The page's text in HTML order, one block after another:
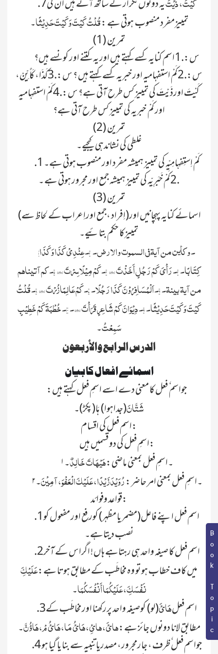
Book Topic
.7یہ دونوں تکرار کے ساتھ آتے ہیں ان کی
تمییزمفرد منصوب ہوتی ہے :قُلْتُ کَیْتَ وَکَیْتَ حَدِیْثًا۔
تمرین (1)
س:.1اسم کنایہ کسے کہتے ہیں اور یہ کتنے اور کونسے ہیں؟
س:.2کَمْ استفہامیہ اور خبریہ کسے کہتے ہیں ؟ س:.3کَذَا، کَأَیِّنْ،
کَیْتَ اورذَیْتَ کی تمییز کس طرح آتی ہے؟ س:.4کَمْ استفہامیہ
اور کَمْ خبریہ کی تمییز کس طرح آتی ہے؟
تمرین (2)
غلطی کی نشاندہی کیجیے۔
.1کَمْ اِستِفہامِیّہ کی تمییز ہمیشہ مفرد اور منصوب ہوتی ہے۔
.2کَمْ خَبَرِیّہ کی تمییز ہمیشہ جمع اور مجرور ہوتی ہے ۔
تمرین (3)
اسمائے کنایہ پہچانیں اور(اِفراد ،جمع اوراِعراب کے لحاظ سے)
تمییزکا حکم بتائیے۔
۱۔وکأین من آیۃ في السموت والارض۔ ۲۔عِنْدِيْ کَذَا وَکَذَا
کِتَابًا۔ ۳۔رَأْيَ کَمْ رَجُلٍ أَخَذْتَ؟ ۴۔کَمْ مِیْلًا سِرْتَ؟ ۵۔کم آتیناہم
من آیۃ بینۃ۔ ۶۔اَلْمُسَافِرُوْنَ کَذَا رَجُلًا۔ ۷۔کَمْ عَالِمًا زُرْتَ؟ ۸۔قُلْتُ
کَیْتَ وَکَیْتَ حَدِیْثًا۔ ۹۔دِیْوَانَ کَمْ شَاعِرٍ قَرَأْتَ؟۔ ۱۰۔خُطْبَۃَ کَمْ خَطِیْبٍ
سَمِعْتُ۔
الدرس الرابع والأربعون
اسمائے افعال کا بیان
جواسم ٗ فعل کا معنی دے اسے اسمِ فعل کہتے ہیں:
شَتَّانَ(جداہوا) ہَا(پکڑ)۔
اسم فعل کی اقسام:
اسمِ فعل کی دو قسمیں ہیں:
۱۔اسمِ فعل بمعنی ماضی:ہَیْہَاتَ خَالِدٌ۔
۲۔اسمِ فعل بمعنی امر حاضر:رُوَیْدَ زَیْدًا، عَلَیْکَ الْعَفْوَ، آمِیْنَ۔
قواعد وفوائد:
.1اسم فعل اپنے فاعل(مضمر یا مظہر) کورفع اور مفعول کو
نصب دیتاہے۔
.2اسم فعل کا صیغہ واحد ہی رہتاہے ہاں! اگراس کے آخر
میں کاف خطاب ہو تو وہ مخاطَب کے مطابق ہوتا ہے:عَلَیْکَِ
نَفْسَکَِ، عَلَیْکُمَا أَنْفُسَکُمَا۔
.3اسم فعلہَائَ(لو) کوصیغہ واحد پررکھنا اور مخاطَب کے
مطابق لانا دونوں جائز ہے:ہائَ، ہائِ، ہَائُ مَا، ہَائُ مْ، ہَاؤُنَّ۔
.4 جواسم فعل ٗظرف ، جارمجرور، مصدریاتنبیہ سے بنا یا گیا ہو